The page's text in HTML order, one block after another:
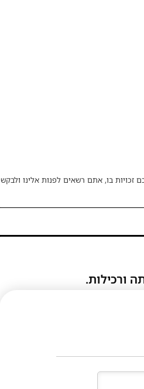
זכויות בו, אתם רשאים לפנות אלינו ולבקש
ורכילות.